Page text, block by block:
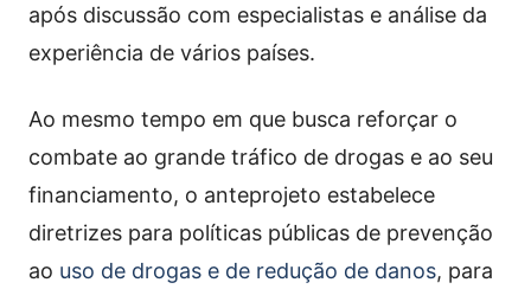
após discussão com especialistas e análise da
experiência de vários países.
Ao mesmo tempo em que busca reforçar o
combate ao grande tráfico de drogas e ao seu
financiamento, o anteprojeto estabelece
diretrizes para políticas públicas de prevenção
ao uso de drogas e de redução de danos, para